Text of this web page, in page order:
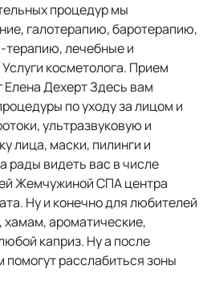
процедур мы
галотерапию, баротерапию,
лечебные и
косметолога. Прием
Дехерт Здесь вам
по уходу за лицом и
ультразвуковую и
лица, маски, пилинги и
рады видеть вас в числе
Жемчужиной СПА центра
Ну и конечно для любителей
хамам, ароматические,
каприз. Ну а после
расслабиться зоны